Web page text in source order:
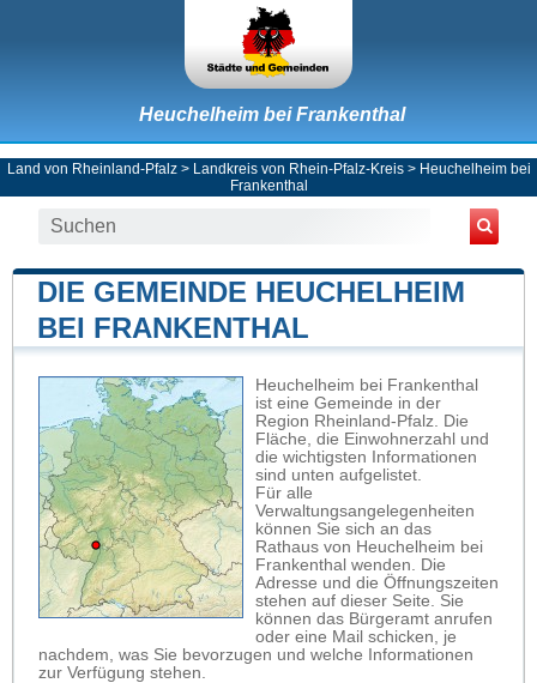
Heuchelheim bei Frankenthal
Land von Rheinland-Pfalz> Landkreis von Rhein-Pfalz-Kreis> Heuchelheim bei
Frankenthal
DIE GEMEINDE HEUCHELHEIM
BEI FRANKENTHAL
Heuchelheim bei Frankenthal
ist eine Gemeinde in der
Region Rheinland-Pfalz. Die
Fläche, die Einwohnerzahl und
die wichtigsten Informationen
sind unten aufgelistet.
Für alle
Verwaltungsangelegenheiten
können Sie sich an das
Rathaus von Heuchelheim bei
Frankenthal wenden. Die
Adresse und die Öffnungszeiten
stehen auf dieser Seite. Sie
können das Bürgeramt anrufen
oder eine Mail schicken, je
nachdem, was Sie bevorzugen und welche Informationen
zur Verfügung stehen.